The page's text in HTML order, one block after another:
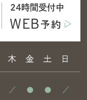
24時間受付中